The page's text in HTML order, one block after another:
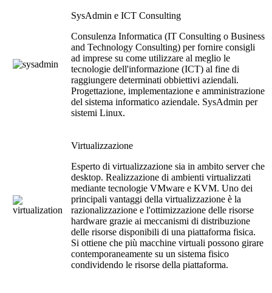
SysAdmin e ICT Consulting
Consulenza Informatica (IT Consulting o Business
and Technology Consulting) per fornire consigli
ad imprese su come utilizzare al meglio le
tecnologie dell'informazione (ICT) al fine di
raggiungere determinati obbiettivi aziendali.
Progettazione, implementazione e amministrazione
del sistema informatico aziendale. SysAdmin per
sistemi Linux.
Virtualizzazione
Esperto di virtualizzazione sia in ambito server che
desktop. Realizzazione di ambienti virtualizzati
mediante tecnologie VMware e KVM. Uno dei
principali vantaggi della virtualizzazione è la
razionalizzazione e l'ottimizzazione delle risorse
hardware grazie ai meccanismi di distribuzione
delle risorse disponibili di una piattaforma fisica.
Si ottiene che più macchine virtuali possono girare
contemporaneamente su un sistema fisico
condividendo le risorse della piattaforma.